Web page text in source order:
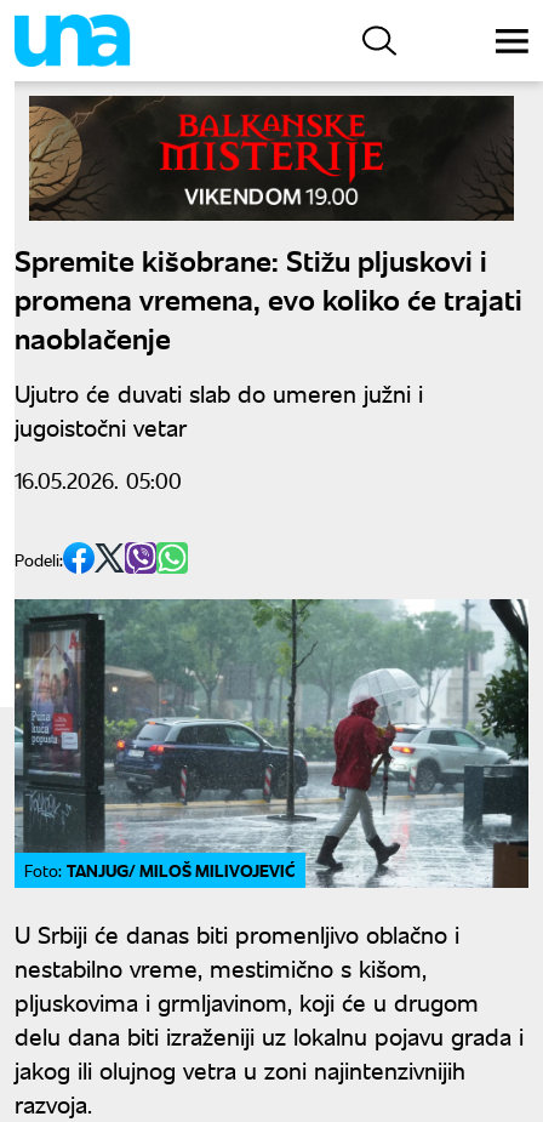
Spremite kišobrane: Stižu pljuskovi i
promena vremena, evo koliko će trajati
naoblačenje
Ujutro će duvati slab do umeren južni i
jugoistočni vetar
16.05.2026. 05:00
Podeli:
Foto: TANJUG/ MILOŠ MILIVOJEVIĆ
U Srbiji će danas biti promenljivo oblačno i
nestabilno vreme, mestimično s kišom,
pljuskovima i grmljavinom, koji će u drugom
delu dana biti izraženiji uz lokalnu pojavu grada i
jakog ili olujnog vetra u zoni najintenzivnijih
razvoja.